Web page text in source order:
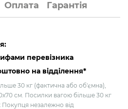
Оплата Гарантія
перевізника
на відділення*
30 кг (фактична або об'ємна),
см. Посилки вагою більше 30 кг
Покупця незалежно від